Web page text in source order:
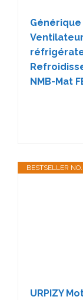
NMB-Mat
BESTSELLER
URPIZY